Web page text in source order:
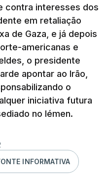
contra interesses dos
em retaliação
de Gaza, e já depois
americanas e
o presidente
apontar ao Irão,
o
iniciativa futura
no Iémen.
INFORMATIVA